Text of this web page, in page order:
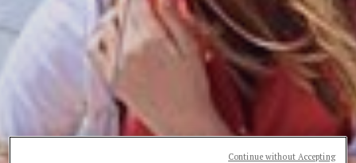
Continue without Accepting